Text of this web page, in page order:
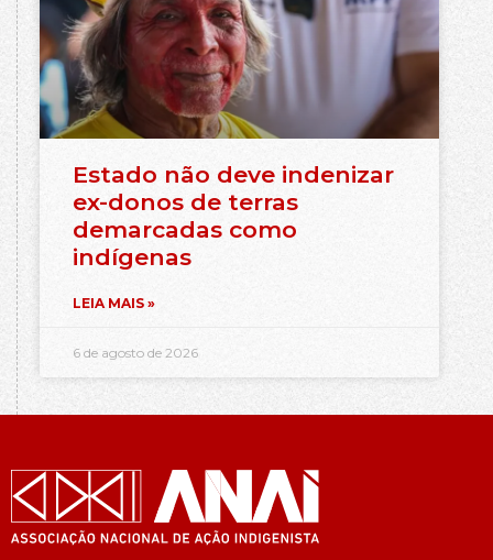
Estado não deve indenizar
ex-donos de terras
demarcadas como
indígenas
LEIA MAIS »
6 de agosto de 2026